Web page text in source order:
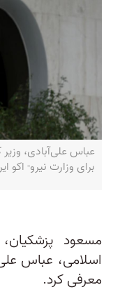
عباس علی‌آبادی،
برای وزارت نیرو- اکو
مسعود
اسلامی، عباس
معرفی کرد.